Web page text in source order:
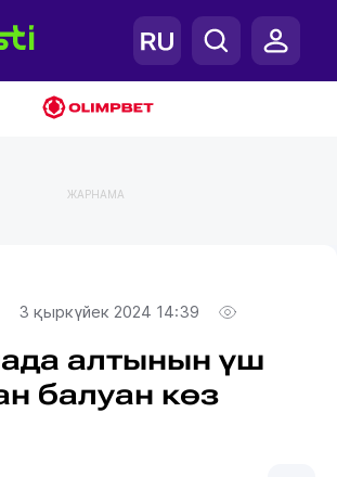
ЖАРНАМА
3 қыркүйек 2024 14:39
алтынын үш
балуан көз